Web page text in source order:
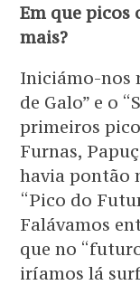
Em que picos
mais?
Iniciámo-nos
de Galo” e o
primeiros
Furnas,
havia pontão
“Pico do
Falávamos
que no
iríamos lá